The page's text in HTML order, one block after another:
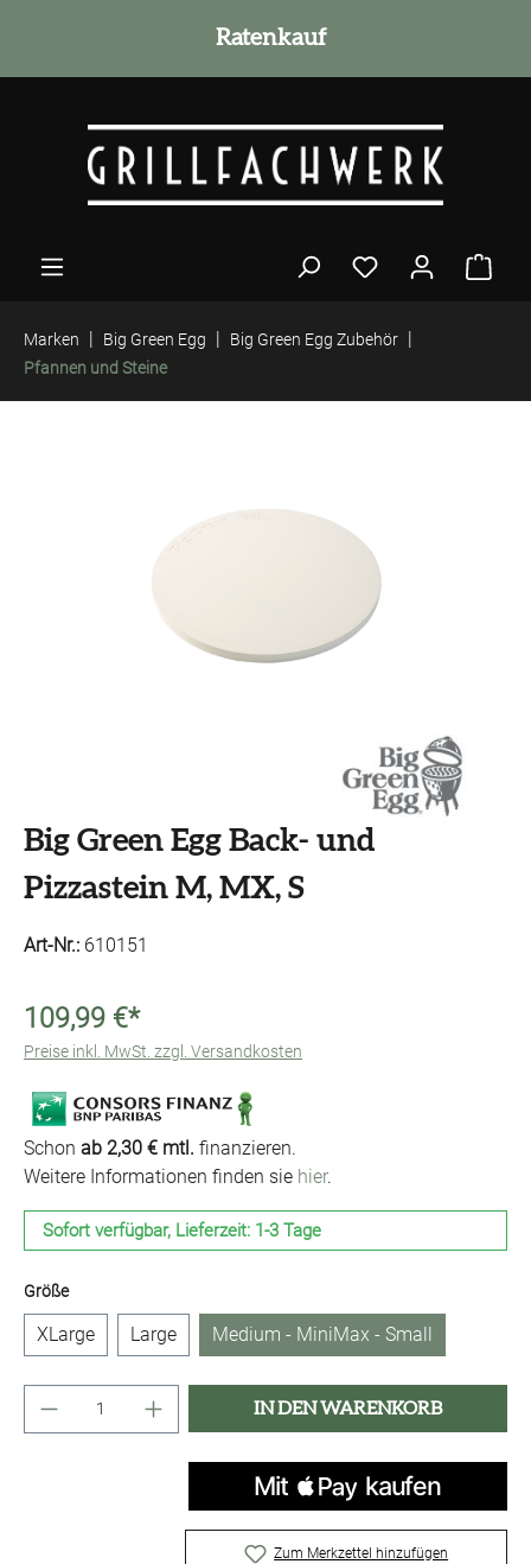
Ratenkauf
Marken | Big Green Egg | Big Green Egg Zubehör |
Pfannen und Steine
Big Green Egg Back- und
Pizzastein M, MX, S
Art-Nr.: 610151
109,99 €*
Preise inkl. MwSt. zzgl. Versandkosten
Schon ab 2,30 € mtl. finanzieren.
Weitere Informationen finden sie hier.
Sofort verfügbar, Lieferzeit: 1-3 Tage
Größeauswählen
XLarge Large Medium - MiniMax - Small
Produkt Anzahl: Gib den gewünschten
IN DEN WARENKORB
Zum Merkzettel hinzufügen